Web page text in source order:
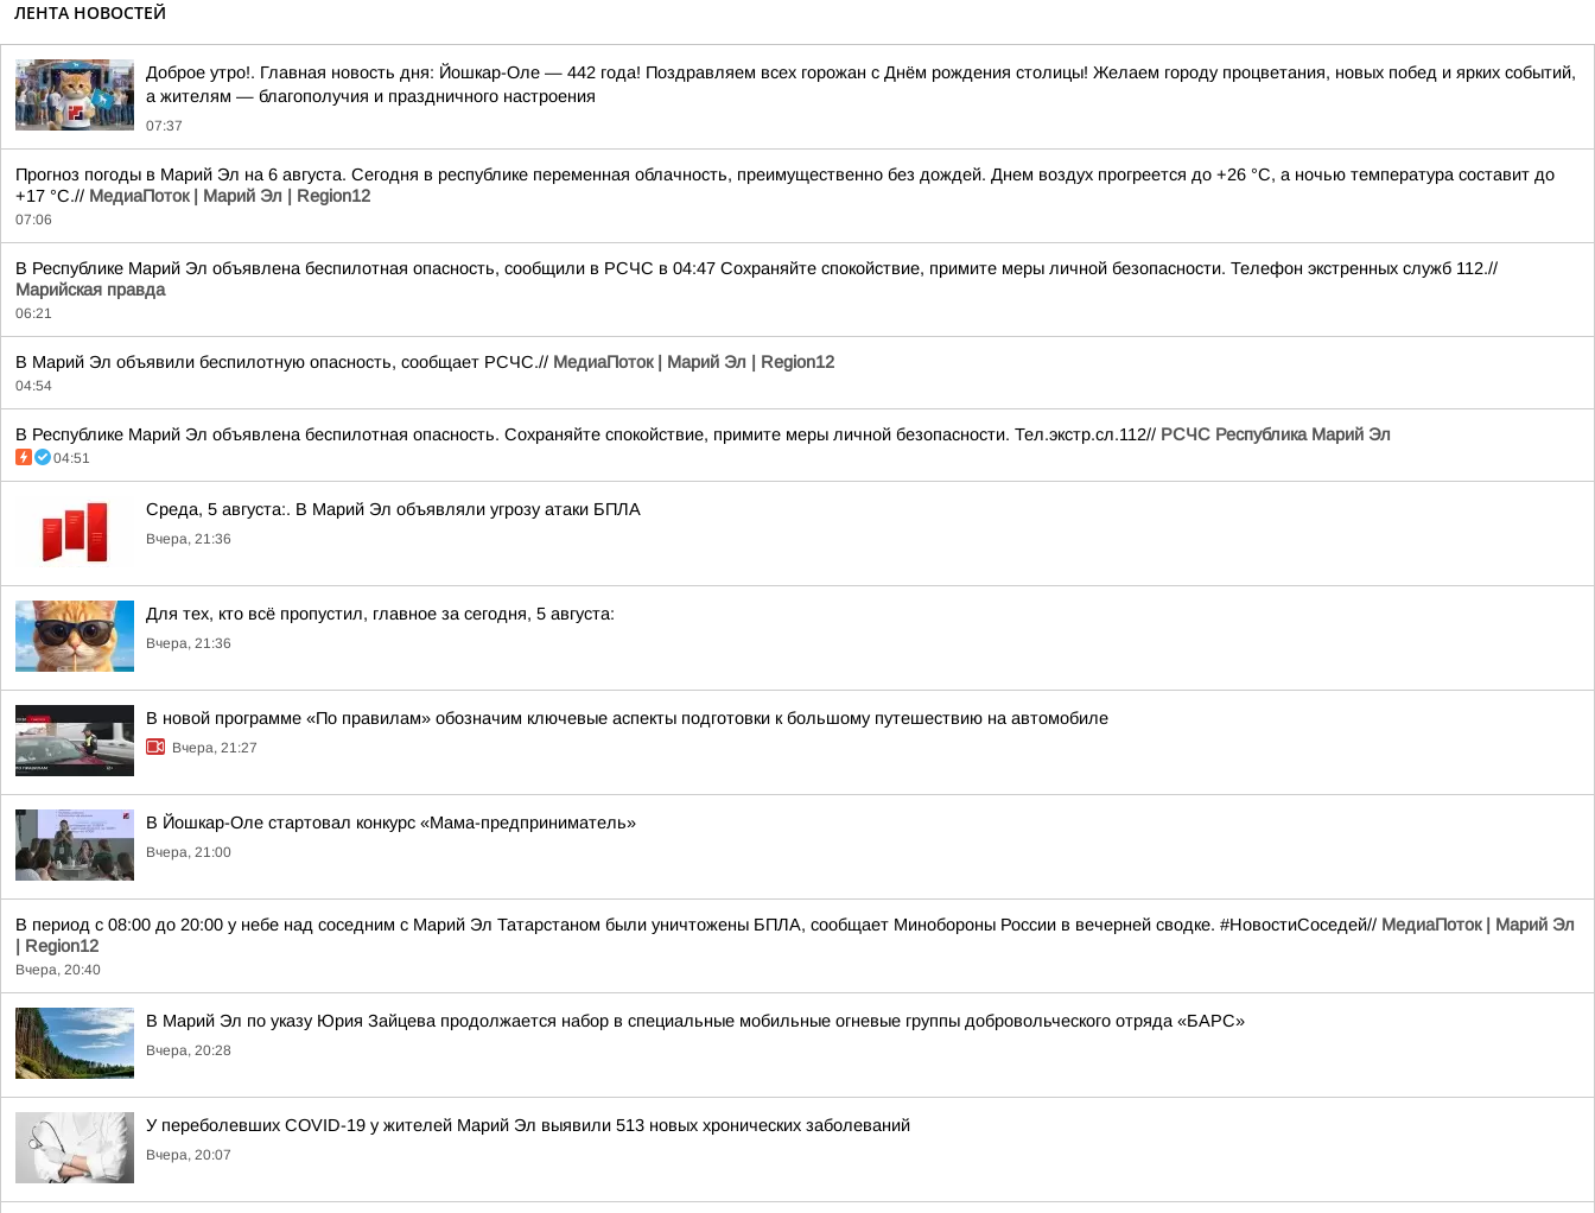
ЛЕНТА НОВОСТЕЙ
Доброе утро!. Главная новость дня: Йошкар-Оле — 442 года! Поздравляем всех горожан с Днём рождения столицы! Желаем городу процветания, новых побед и ярких событий,
а жителям — благополучия и праздничного настроения
07:37
Прогноз погоды в Марий Эл на 6 августа. Сегодня в республике переменная облачность, преимущественно без дождей. Днем воздух прогреется до +26 °C, а ночью температура составит до
+17 °C.// МедиаПоток | Марий Эл | Region12
07:06
В Республике Марий Эл объявлена беспилотная опасность, сообщили в РСЧС в 04:47 Сохраняйте спокойствие, примите меры личной безопасности. Телефон экстренных служб 112.//
Марийская правда
06:21
В Марий Эл объявили беспилотную опасность, сообщает РСЧС.// МедиаПоток | Марий Эл | Region12
04:54
В Республике Марий Эл объявлена беспилотная опасность. Сохраняйте спокойствие, примите меры личной безопасности. Тел.экстр.сл.112// РСЧС Республика Марий Эл
04:51
Среда, 5 августа:. В Марий Эл объявляли угрозу атаки БПЛА
Вчера, 21:36
Для тех, кто всё пропустил, главное за сегодня, 5 августа:
Вчера, 21:36
В новой программе «По правилам» обозначим ключевые аспекты подготовки к большому путешествию на автомобиле
Вчера, 21:27
В Йошкар-Оле стартовал конкурс «Мама-предприниматель»
Вчера, 21:00
В период с 08:00 до 20:00 у небе над соседним с Марий Эл Татарстаном были уничтожены БПЛА, сообщает Минобороны России в вечерней сводке. #НовостиСоседей// МедиаПоток | Марий Эл
| Region12
Вчера, 20:40
В Марий Эл по указу Юрия Зайцева продолжается набор в специальные мобильные огневые группы добровольческого отряда «БАРС»
Вчера, 20:28
У переболевших COVID-19 у жителей Марий Эл выявили 513 новых хронических заболеваний
Вчера, 20:07